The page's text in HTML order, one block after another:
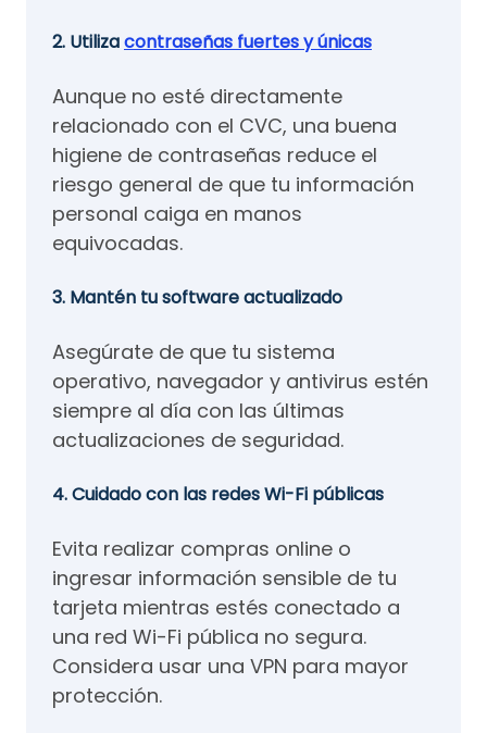
2. Utilizacontraseñas fuertes y únicas
Aunque no esté directamente
relacionado con el CVC, una buena
higiene de contraseñas reduce el
riesgo general de que tu información
personal caiga en manos
equivocadas.
3. Mantén tu software actualizado
Asegúrate de que tu sistema
operativo, navegador y antivirus estén
siempre al día con las últimas
actualizaciones de seguridad.
4. Cuidado con las redes Wi-Fi públicas
Evita realizar compras online o
ingresar información sensible de tu
tarjeta mientras estés conectado a
una red Wi-Fi pública no segura.
Considera usar una VPN para mayor
protección.